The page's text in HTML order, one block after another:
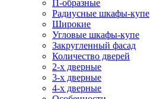
П-образные
Радиусные шкафы-купе
Широкие
Угловые шкафы-купе
Закругленный фасад
Количество дверей
2-х дверные
3-х дверные
4-х дверные